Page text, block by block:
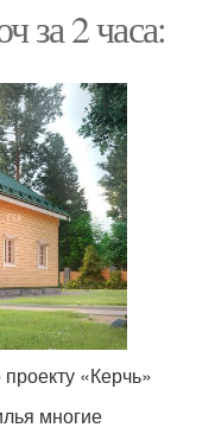
за 2 часа:
«Керчь»
многие